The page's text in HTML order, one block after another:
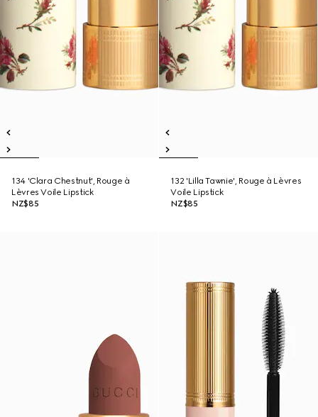
134 'Clara Chestnut', Rouge à
Lèvres Voile Lipstick
NZ$85
132 'Lilla Tawnie', Rouge à Lèvres
Voile Lipstick
NZ$85